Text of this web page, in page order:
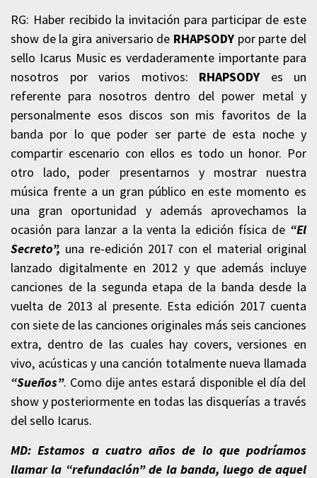
RG: Haber recibido la invitación para participar de este
show de la gira aniversario de RHAPSODY por parte del
sello Icarus Music es verdaderamente importante para
nosotros por varios motivos: RHAPSODY es un
referente para nosotros dentro del power metal y
personalmente esos discos son mis favoritos de la
banda por lo que poder ser parte de esta noche y
compartir escenario con ellos es todo un honor. Por
otro lado, poder presentarnos y mostrar nuestra
música frente a un gran público en este momento es
una gran oportunidad y además aprovechamos la
ocasión para lanzar a la venta la edición física de “El
Secreto”, una re-edición 2017 con el material original
lanzado digitalmente en 2012 y que además incluye
canciones de la segunda etapa de la banda desde la
vuelta de 2013 al presente. Esta edición 2017 cuenta
con siete de las canciones originales más seis canciones
extra, dentro de las cuales hay covers, versiones en
vivo, acústicas y una canción totalmente nueva llamada
“Sueños”. Como dije antes estará disponible el día del
show y posteriormente en todas las disquerías a través
del sello Icarus.
MD: Estamos a cuatro años de lo que podríamos
llamar la “refundación” de la banda, luego de aquel